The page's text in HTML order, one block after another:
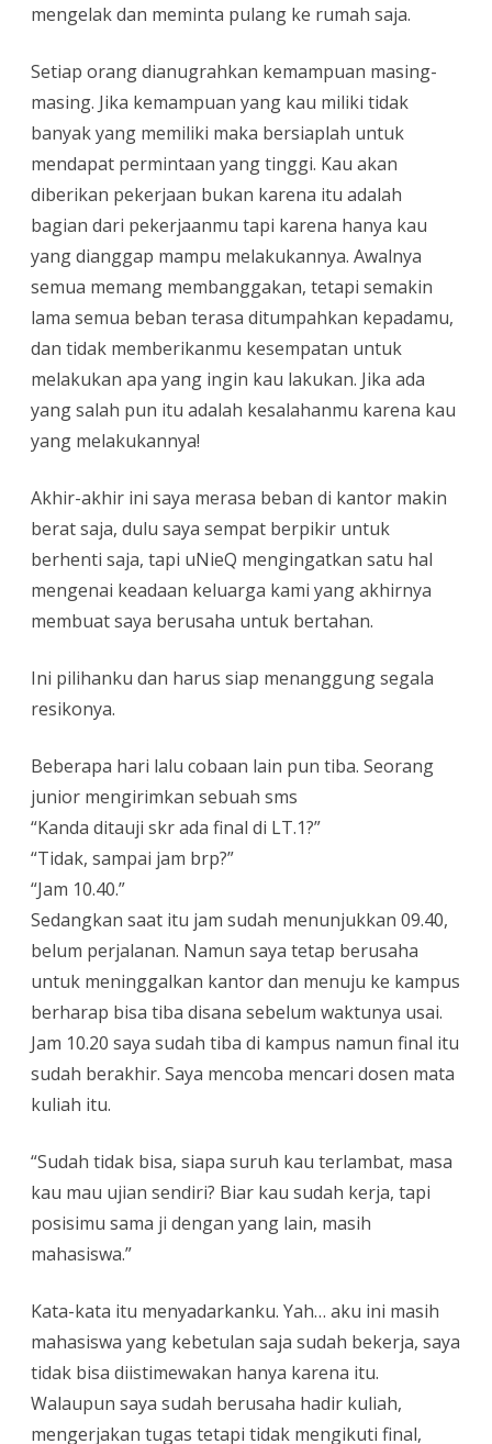
mengelak dan meminta pulang ke rumah saja.
Setiap orang dianugrahkan kemampuan masing-
masing. Jika kemampuan yang kau miliki tidak
banyak yang memiliki maka bersiaplah untuk
mendapat permintaan yang tinggi. Kau akan
diberikan pekerjaan bukan karena itu adalah
bagian dari pekerjaanmu tapi karena hanya kau
yang dianggap mampu melakukannya. Awalnya
semua memang membanggakan, tetapi semakin
lama semua beban terasa ditumpahkan kepadamu,
dan tidak memberikanmu kesempatan untuk
melakukan apa yang ingin kau lakukan. Jika ada
yang salah pun itu adalah kesalahanmu karena kau
yang melakukannya!
Akhir-akhir ini saya merasa beban di kantor makin
berat saja, dulu saya sempat berpikir untuk
berhenti saja, tapi uNieQ mengingatkan satu hal
mengenai keadaan keluarga kami yang akhirnya
membuat saya berusaha untuk bertahan.
Ini pilihanku dan harus siap menanggung segala
resikonya.
Beberapa hari lalu cobaan lain pun tiba. Seorang
junior mengirimkan sebuah sms
“Kanda ditauji skr ada final di LT.1?”
“Tidak, sampai jam brp?”
“Jam 10.40.”
Sedangkan saat itu jam sudah menunjukkan 09.40,
belum perjalanan. Namun saya tetap berusaha
untuk meninggalkan kantor dan menuju ke kampus
berharap bisa tiba disana sebelum waktunya usai.
Jam 10.20 saya sudah tiba di kampus namun final itu
sudah berakhir. Saya mencoba mencari dosen mata
kuliah itu.
“Sudah tidak bisa, siapa suruh kau terlambat, masa
kau mau ujian sendiri? Biar kau sudah kerja, tapi
posisimu sama ji dengan yang lain, masih
mahasiswa.”
Kata-kata itu menyadarkanku. Yah… aku ini masih
mahasiswa yang kebetulan saja sudah bekerja, saya
tidak bisa diistimewakan hanya karena itu.
Walaupun saya sudah berusaha hadir kuliah,
mengerjakan tugas tetapi tidak mengikuti final,